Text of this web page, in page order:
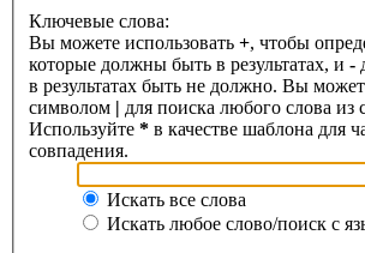
Ключевые слова:
Вы можете использовать +, чтобы
которые должны быть в результатах, и -
в результатах быть не должно. Вы
символом | для поиска любого слова из
Используйте * в качестве шаблона для
совпадения.
Искать все слова
Искать любое слово/поиск с